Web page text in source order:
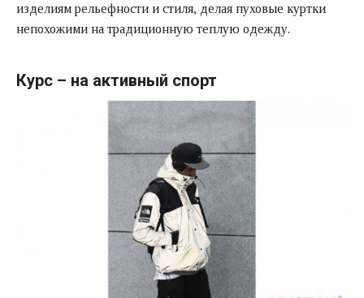
изделиям рельефности и стиля, делая пуховые куртки
непохожими на традиционную теплую одежду.
Курс – на активный спорт